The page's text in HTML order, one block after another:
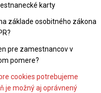
karty
základe osobitného zákona
pre zamestnancov v
pomere?
cookies potrebujeme
je možný aj oprávnený